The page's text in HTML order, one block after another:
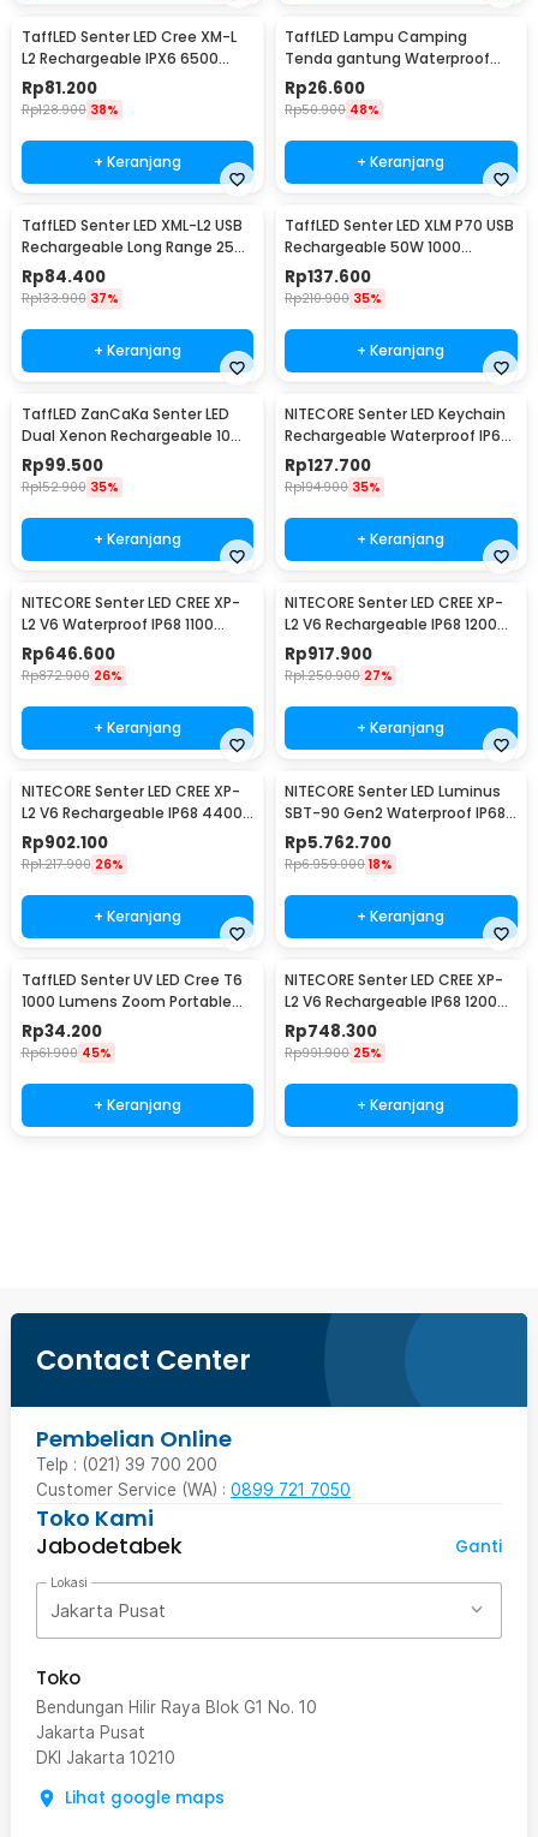
TaffLED Senter LED Cree XM-L
L2 Rechargeable IPX6 6500
Lumens - 701
Rp81.200
Rp128.900 38%
+ Keranjang
TaffLED Lampu Camping
Tenda gantung Waterproof
Emergency 120 Lumens - G198
Rp26.600
Rp50.900 48%
+ Keranjang
TaffLED Senter LED XML-L2 USB
Rechargeable Long Range 25W
1000 Lumens Without Battery
- XML-L2
Rp84.400
Rp133.900 37%
+ Keranjang
TaffLED Senter LED XLM P70 USB
Rechargeable 50W 1000
Lumens with 26650 Battery -
XLM-P70
Rp137.600
Rp210.900 35%
+ Keranjang
TaffLED ZanCaKa Senter LED
Dual Xenon Rechargeable 10W
13500 Lumens - Q3
Rp99.500
Rp152.900 35%
+ Keranjang
NITECORE Senter LED Keychain
Rechargeable Waterproof IP65
55 Lumens - Tube V2.0
Rp127.700
Rp194.900 35%
+ Keranjang
NITECORE Senter LED CREE XP-
L2 V6 Waterproof IP68 1100
Lumens - P10 V2
Rp646.600
Rp872.900 26%
+ Keranjang
NITECORE Senter LED CREE XP-
L2 V6 Rechargeable IP68 1200
Lumens - MH12 V2
Rp917.900
Rp1.250.900 27%
+ Keranjang
NITECORE Senter LED CREE XP-
L2 V6 Rechargeable IP68 4400
Lumens - E4K
Rp902.100
Rp1.217.900 26%
+ Keranjang
NITECORE Senter LED Luminus
SBT-90 Gen2 Waterproof IP68
5200 Lumens - TM39
Rp5.762.700
Rp6.959.000 18%
+ Keranjang
TaffLED Senter UV LED Cree T6
1000 Lumens Zoom Portable
395nm - T118
Rp34.200
Rp61.900 45%
+ Keranjang
NITECORE Senter LED CREE XP-
L2 V6 Rechargeable IP68 1200
Lumens - MH10 V2
Rp748.300
Rp991.900 25%
+ Keranjang
Contact Center
Pembelian Online
Telp : (021) 39 700 200
Customer Service (WA) : 0899 721 7050
Toko Kami
Jabodetabek
Ganti
Lokasi
Jakarta Pusat
Toko
Bendungan Hilir Raya Blok G1 No. 10
Jakarta Pusat
DKI Jakarta 10210
Lihat google maps